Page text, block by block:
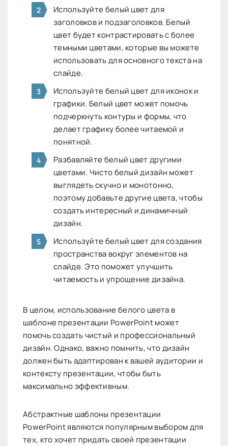
Используйте белый цвет для
заголовков и подзаголовков. Белый
цвет будет контрастировать с более
темными цветами, которые вы можете
использовать для основного текста на
слайде.
Используйте белый цвет для иконок и
графики. Белый цвет может помочь
подчеркнуть контуры и формы, что
делает графику более читаемой и
понятной.
Разбавляйте белый цвет другими
цветами. Чисто белый дизайн может
выглядеть скучно и монотонно,
поэтому добавьте другие цвета, чтобы
создать интересный и динамичный
дизайн.
Используйте белый цвет для создания
пространства вокруг элементов на
слайде. Это поможет улучшить
читаемость и упрощение дизайна.
В целом, использование белого цвета в
шаблоне презентации PowerPoint может
помочь создать чистый и профессиональный
дизайн. Однако, важно помнить, что дизайн
должен быть адаптирован к вашей аудитории и
контексту презентации, чтобы быть
максимально эффективным.
Абстрактные шаблоны презентации
PowerPoint являются популярным выбором для
тех, кто хочет придать своей презентации